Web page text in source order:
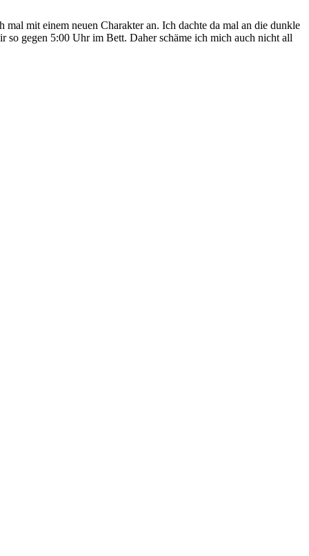
mit einem neuen Charakter an. Ich dachte da mal an die dunkle
so gegen 5:00 Uhr im Bett. Daher schäme ich mich auch nicht all